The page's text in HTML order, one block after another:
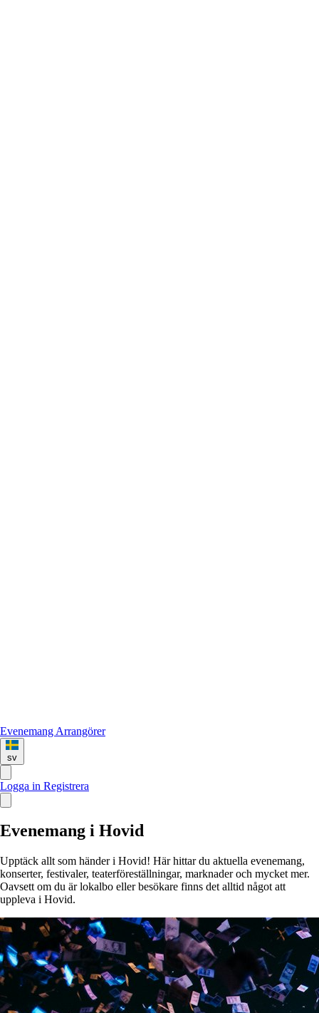
Evenemang Arrangörer
sv
Logga in Registrera
Evenemang i Hovid
Upptäck allt som händer i Hovid! Här hittar du aktuella evenemang,
konserter, festivaler, teaterföreställningar, marknader och mycket mer.
Oavsett om du är lokalbo eller besökare finns det alltid något att
uppleva i Hovid.